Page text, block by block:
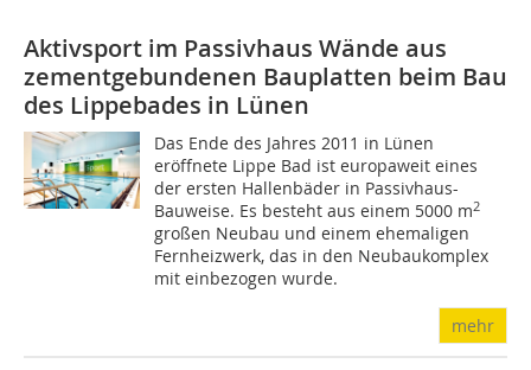
Aktivsport im Passivhaus Wände aus
zementgebundenen Bauplatten beim Bau
des Lippebades in Lünen
Das Ende des Jahres 2011 in Lünen
eröffnete Lippe Bad ist europaweit eines
der ersten Hallenbäder in Passivhaus-
Bauweise. Es besteht aus einem 5000 m2
großen Neubau und einem ehemaligen
Fernheizwerk, das in den Neubaukomplex
mit einbezogen wurde.
mehr